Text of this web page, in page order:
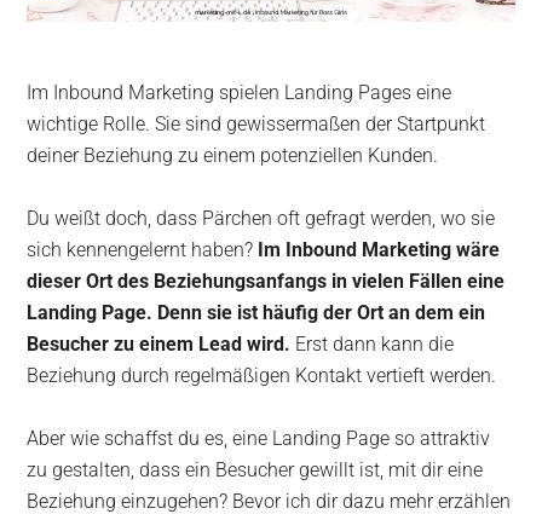
Im Inbound Marketing spielen Landing Pages eine
wichtige Rolle. Sie sind gewissermaßen der Startpunkt
deiner Beziehung zu einem potenziellen Kunden.
Du weißt doch, dass Pärchen oft gefragt werden, wo sie
sich kennengelernt haben? Im Inbound Marketing wäre
dieser Ort des Beziehungsanfangs in vielen Fällen eine
Landing Page. Denn sie ist häufig der Ort an dem ein
Besucher zu einem Lead wird. Erst dann kann die
Beziehung durch regelmäßigen Kontakt vertieft werden.
Aber wie schaffst du es, eine Landing Page so attraktiv
zu gestalten, dass ein Besucher gewillt ist, mit dir eine
Beziehung einzugehen? Bevor ich dir dazu mehr erzählen